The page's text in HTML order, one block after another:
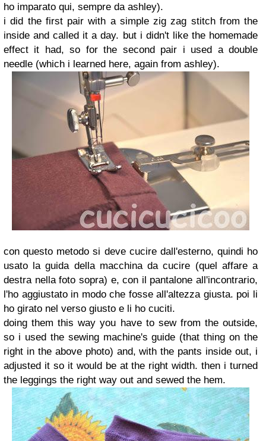
ho imparato qui, sempre da ashley).
i did the first pair with a simple zig zag stitch from the
inside and called it a day. but i didn't like the homemade
effect it had, so for the second pair i used a double
needle (which i learned here, again from ashley).
con questo metodo si deve cucire dall'esterno, quindi ho
usato la guida della macchina da cucire (quel affare a
destra nella foto sopra) e, con il pantalone all'incontrario,
l'ho aggiustato in modo che fosse all'altezza giusta. poi li
ho girato nel verso giusto e li ho cuciti.
doing them this way you have to sew from the outside,
so i used the sewing machine's guide (that thing on the
right in the above photo) and, with the pants inside out, i
adjusted it so it would be at the right width. then i turned
the leggings the right way out and sewed the hem.